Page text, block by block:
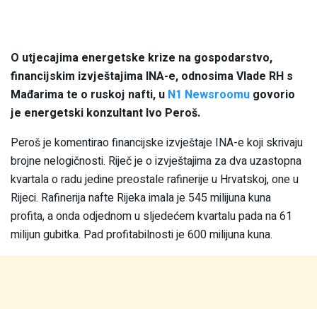
O utjecajima energetske krize na gospodarstvo,
financijskim izvještajima INA-e, odnosima Vlade RH s
Mađarima te o ruskoj nafti, u N1 Newsroomu govorio
je energetski konzultant Ivo Peroš.
Peroš je komentirao financijske izvještaje INA-e koji skrivaju
brojne nelogičnosti. Riječ je o izvještajima za dva uzastopna
kvartala o radu jedine preostale rafinerije u Hrvatskoj, one u
Rijeci. Rafinerija nafte Rijeka imala je 545 milijuna kuna
profita, a onda odjednom u sljedećem kvartalu pada na 61
milijun gubitka. Pad profitabilnosti je 600 milijuna kuna.